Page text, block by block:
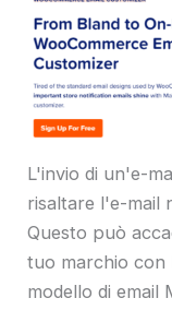
L'invio di un'e-
risaltare l'e-mail
Questo può
tuo marchio con
modello di email